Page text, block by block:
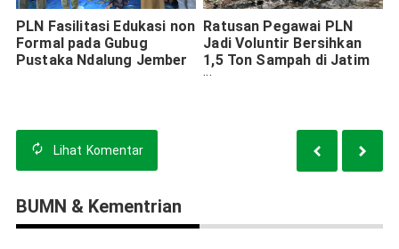
PLN Fasilitasi Edukasi non
Formal pada Gubug
Pustaka Ndalung Jember
Ratusan Pegawai PLN
Jadi Voluntir Bersihkan
1,5 Ton Sampah di Jatim
dan Bali
Lihat Komentar
BUMN & Kementrian